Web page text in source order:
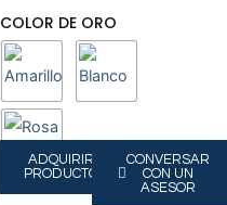
COLOR DE ORO
ADQUIRIR
PRODUCTO
CONVERSAR
CON UN
ASESOR